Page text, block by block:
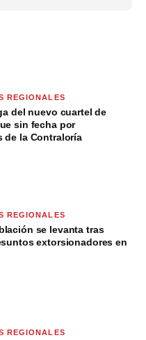
REGIONALES
del nuevo cuartel de
sin fecha por
de la Contraloría
REGIONALES
se levanta tras
extorsionadores en
REGIONALES